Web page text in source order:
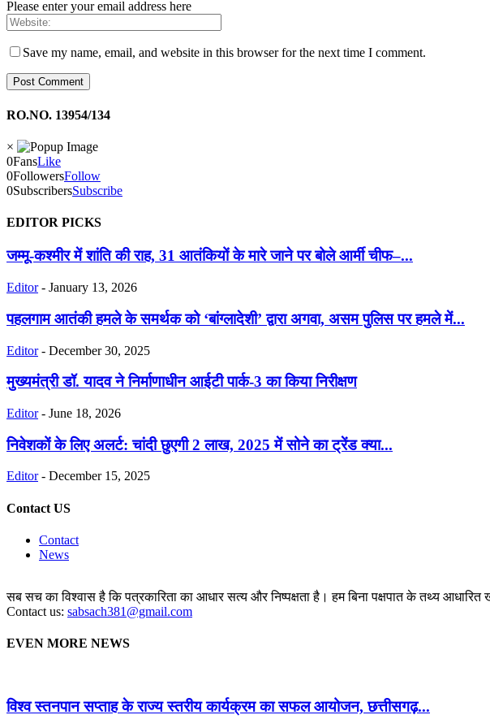
Please enter your email address here
Save my name, email, and website in this browser for the next time I comment.
RO.NO. 13954/134
×
0FansLike
0FollowersFollow
0SubscribersSubscribe
EDITOR PICKS
जम्मू-कश्मीर में शांति की राह, 31 आतंकियों के मारे जाने पर बोले आर्मी चीफ–...
Editor - January 13, 2026
पहलगाम आतंकी हमले के समर्थक को ‘बांग्लादेशी’ द्वारा अगवा, असम पुलिस पर हमले में...
Editor - December 30, 2025
मुख्यमंत्री डॉ. यादव ने निर्माणाधीन आईटी पार्क-3 का किया निरीक्षण
Editor - June 18, 2026
निवेशकों के लिए अलर्ट: चांदी छुएगी 2 लाख, 2025 में सोने का ट्रेंड क्या...
Editor - December 15, 2025
Contact US
Contact
News
सब सच का विश्वास है कि पत्रकारिता का आधार सत्य और निष्पक्षता है। हम बिना पक्षपात के तथ्य
Contact us: sabsach381@gmail.com
EVEN MORE NEWS
विश्व स्तनपान सप्ताह के राज्य स्तरीय कार्यक्रम का सफल आयोजन, छत्तीसगढ़...